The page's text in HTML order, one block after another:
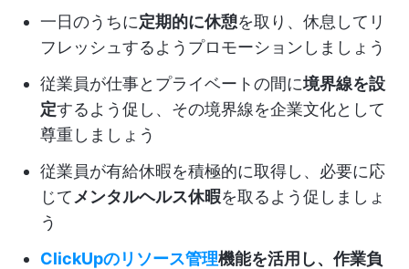
一日のうちに定期的に休憩を取り、休息してリ
フレッシュするようプロモーションしましょう
従業員が仕事とプライベートの間に境界線を設
定するよう促し、その境界線を企業文化として
尊重しましょう
従業員が有給休暇を積極的に取得し、必要に応
じて メンタルヘルス休暇を取るよう促しましょ
う
ClickUpのリソース管理機能を活用し、作業負